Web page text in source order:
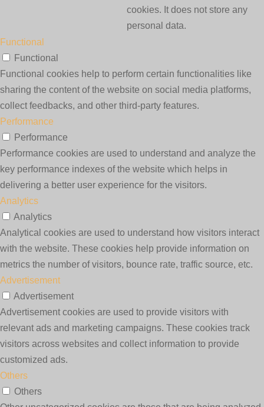
cookies. It does not store any
personal data.
Functional
Functional
Functional cookies help to perform certain functionalities like
sharing the content of the website on social media platforms,
collect feedbacks, and other third-party features.
Performance
Performance
Performance cookies are used to understand and analyze the
key performance indexes of the website which helps in
delivering a better user experience for the visitors.
Analytics
Analytics
Analytical cookies are used to understand how visitors interact
with the website. These cookies help provide information on
metrics the number of visitors, bounce rate, traffic source, etc.
Advertisement
Advertisement
Advertisement cookies are used to provide visitors with
relevant ads and marketing campaigns. These cookies track
visitors across websites and collect information to provide
customized ads.
Others
Others